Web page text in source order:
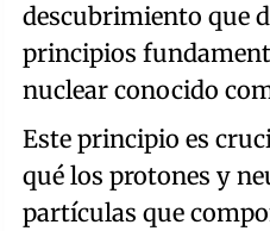
descubrimiento que
principios
nuclear conocido
Este principio es
qué los protones y
partículas que